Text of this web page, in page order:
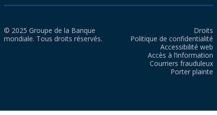
© 2025 Groupe de la Banque
mondiale. Tous droits réservés.
Droits
Politique de confidentialité
Accessibilité web
Accès à l’information
Courriers frauduleux
Porter plainte